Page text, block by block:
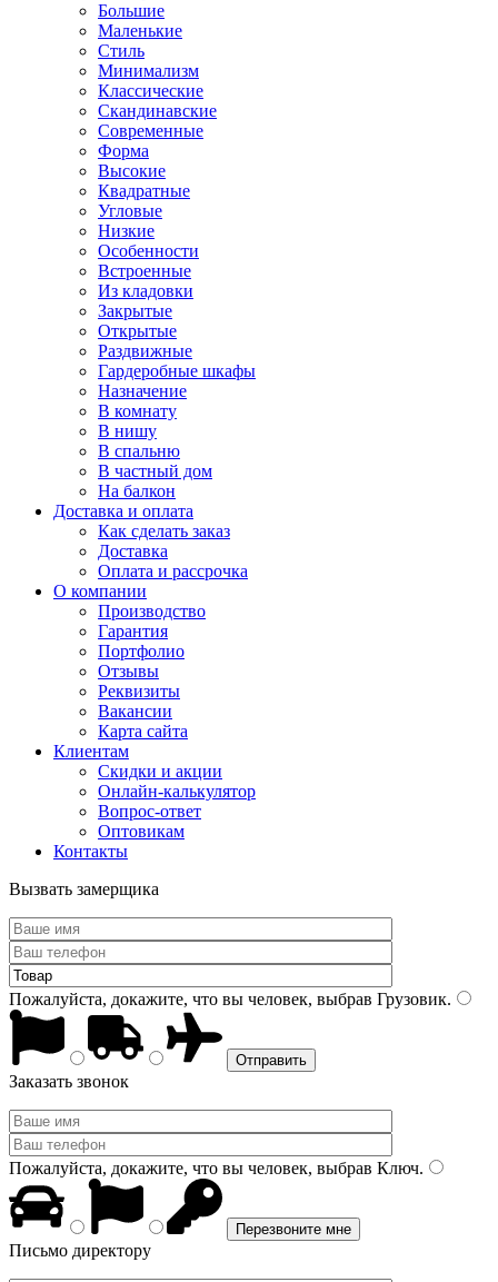
Большие
Маленькие
Стиль
Минимализм
Классические
Скандинавские
Современные
Форма
Высокие
Квадратные
Угловые
Низкие
Особенности
Встроенные
Из кладовки
Закрытые
Открытые
Раздвижные
Гардеробные шкафы
Назначение
В комнату
В нишу
В спальню
В частный дом
На балкон
Доставка и оплата
Как сделать заказ
Доставка
Оплата и рассрочка
О компании
Производство
Гарантия
Портфолио
Отзывы
Реквизиты
Вакансии
Карта сайта
Клиентам
Скидки и акции
Онлайн-калькулятор
Вопрос-ответ
Оптовикам
Контакты
Вызвать замерщика
Пожалуйста, докажите, что вы человек, выбрав Грузовик.
Заказать звонок
Пожалуйста, докажите, что вы человек, выбрав Ключ.
Письмо директору